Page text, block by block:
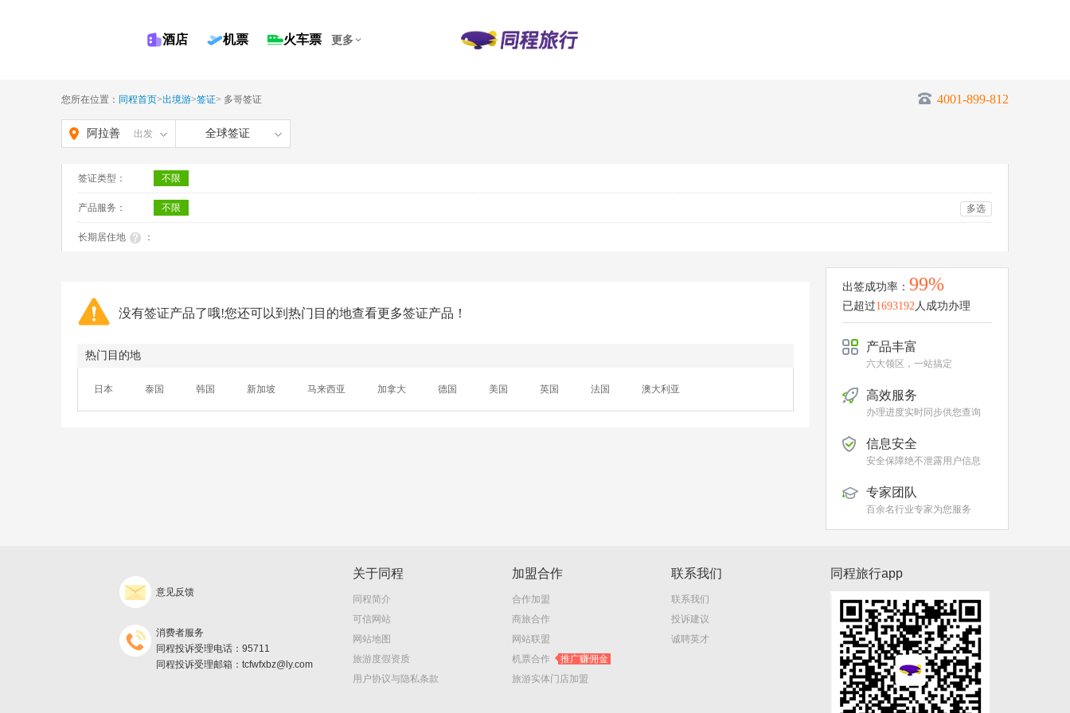
酒店 机票 火车票 更多
您所在位置： 同程首页>出境游>签证> 多哥签证 4001-899-812
阿拉善 出发 全球签证
签证类型： 不限
产品服务： 不限 多选
长期居住地 ：
没有签证产品了哦!您还可以到热门目的地查看更多签证产品！
热门目的地
日本 泰国 韩国 新加坡 马来西亚 加拿大 德国 美国 英国 法国 澳大利亚
出签成功率： 99%
已超过1693192人成功办理
产品丰富
六大领区，一站搞定
高效服务
办理进度实时同步供您查询
信息安全
安全保障绝不泄露用户信息
专家团队
百余名行业专家为您服务
意见反馈
消费者服务
同程投诉受理电话：95711
同程投诉受理邮箱：tcfwfxbz@ly.com
关于同程
同程简介
可信网站
网站地图
旅游度假资质
用户协议与隐私条款
加盟合作
合作加盟
商旅合作
网站联盟
机票合作
推广赚佣金
旅游实体门店加盟
联系我们
联系我们
投诉建议
诚聘英才
同程旅行app